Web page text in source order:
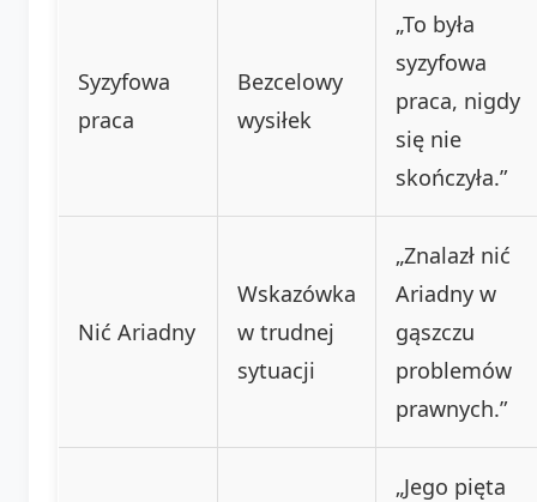
Syzyfowa
praca
Bezcelowy
wysiłek
„To była
syzyfowa
praca, nigdy
się nie
skończyła.”
Nić Ariadny
Wskazówka
w trudnej
sytuacji
„Znalazł nić
Ariadny w
gąszczu
problemów
prawnych.”
„Jego pięta